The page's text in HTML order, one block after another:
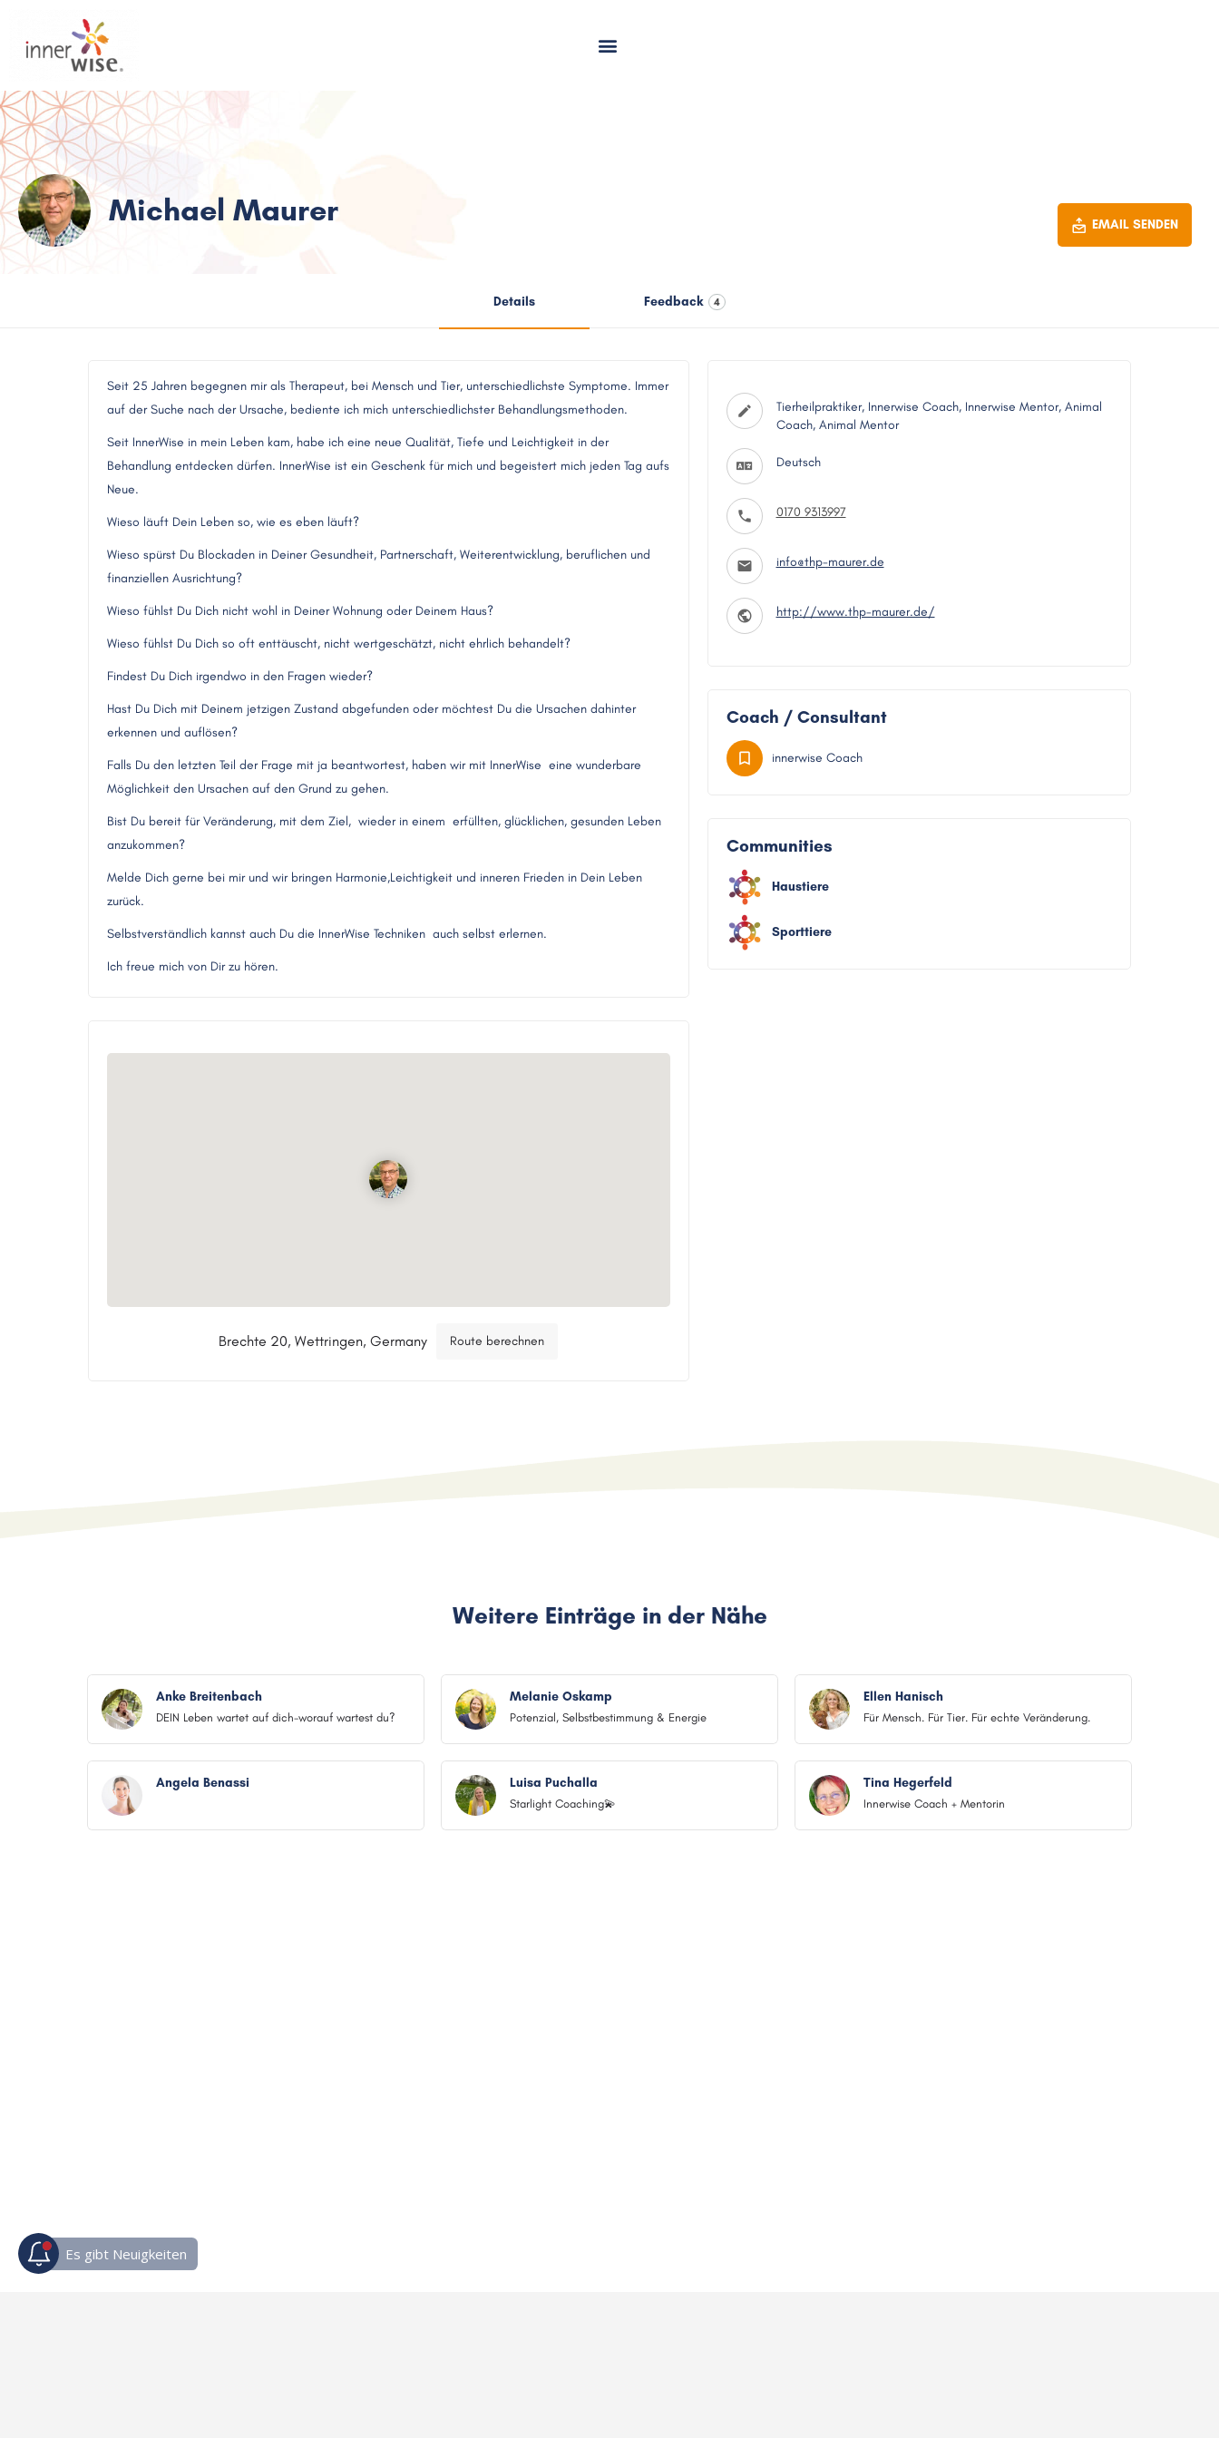
Michael Maurer EMAIL SENDEN
Details Feedback 4
Seit 25 Jahren begegnen mir als Therapeut, bei Mensch und Tier, unterschiedlichste Symptome. Immer
auf der Suche nach der Ursache, bediente ich mich unterschiedlichster Behandlungsmethoden.
Seit InnerWise in mein Leben kam, habe ich eine neue Qualität, Tiefe und Leichtigkeit in der
Behandlung entdecken dürfen. InnerWise ist ein Geschenk für mich und begeistert mich jeden Tag aufs
Neue.
Wieso läuft Dein Leben so, wie es eben läuft?
Wieso spürst Du Blockaden in Deiner Gesundheit, Partnerschaft, Weiterentwicklung, beruflichen und
finanziellen Ausrichtung?
Wieso fühlst Du Dich nicht wohl in Deiner Wohnung oder Deinem Haus?
Wieso fühlst Du Dich so oft enttäuscht, nicht wertgeschätzt, nicht ehrlich behandelt?
Findest Du Dich irgendwo in den Fragen wieder?
Hast Du Dich mit Deinem jetzigen Zustand abgefunden oder möchtest Du die Ursachen dahinter
erkennen und auflösen?
Falls Du den letzten Teil der Frage mit ja beantwortest, haben wir mit InnerWise eine wunderbare
Möglichkeit den Ursachen auf den Grund zu gehen.
Bist Du bereit für Veränderung, mit dem Ziel, wieder in einem erfüllten, glücklichen, gesunden Leben
anzukommen?
Melde Dich gerne bei mir und wir bringen Harmonie,Leichtigkeit und inneren Frieden in Dein Leben
zurück.
Selbstverständlich kannst auch Du die InnerWise Techniken auch selbst erlernen.
Ich freue mich von Dir zu hören.
Brechte 20, Wettringen, Germany Route berechnen
Tierheilpraktiker, Innerwise Coach, Innerwise Mentor, Animal
Coach, Animal Mentor
Deutsch
0170 9313997
info@thp-maurer.de
http://www.thp-maurer.de/
Coach / Consultant
innerwise Coach
Communities
Haustiere
Sporttiere
Weitere Einträge in der Nähe
Anke Breitenbach
DEIN Leben wartet auf dich-worauf wartest du?
Melanie Oskamp
Potenzial, Selbstbestimmung & Energie
Ellen Hanisch
Für Mensch. Für Tier. Für echte Veränderung.
Angela Benassi Luisa Puchalla
Starlight Coaching💫
Tina Hegerfeld
Innerwise Coach + Mentorin